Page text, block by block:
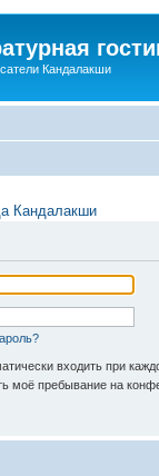
Кандалакши
Кандалакши
входить при
моё пребывание на